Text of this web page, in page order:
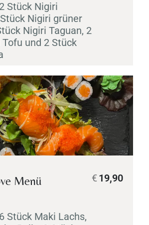
Stück Nigiri
Nigiri grüner
Nigiri Taguan, 2
Tofu und 2 Stück
Menü
Stück Maki Lachs,
19,90
€